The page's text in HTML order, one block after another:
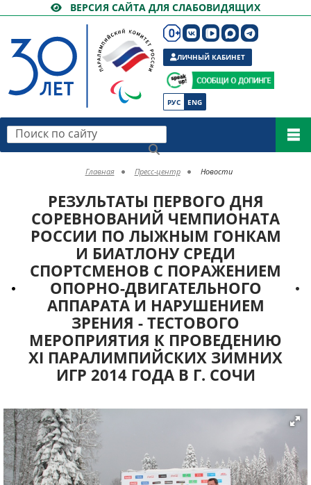
ВЕРСИЯ САЙТА ДЛЯ СЛАБОВИДЯЩИХ
РУС ENG
ЛИЧНЫЙ КАБИНЕТ
Поиск по сайту
Главная Пресс-центр Новости
РЕЗУЛЬТАТЫ ПЕРВОГО ДНЯ
СОРЕВНОВАНИЙ ЧЕМПИОНАТА
РОССИИ ПО ЛЫЖНЫМ ГОНКАМ
И БИАТЛОНУ СРЕДИ
СПОРТСМЕНОВ С ПОРАЖЕНИЕМ
ОПОРНО-ДВИГАТЕЛЬНОГО
АППАРАТА И НАРУШЕНИЕМ
ЗРЕНИЯ - ТЕСТОВОГО
МЕРОПРИЯТИЯ К ПРОВЕДЕНИЮ
XI ПАРАЛИМПИЙСКИХ ЗИМНИХ
ИГР 2014 ГОДА В Г. СОЧИ